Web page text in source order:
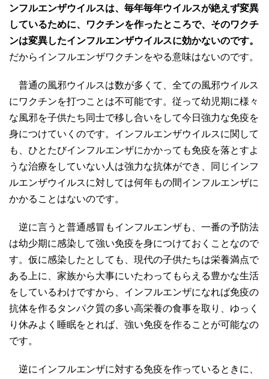
ンフルエンザウイルスは、毎年毎年ウイルスが絶えず変異
しているために、ワクチンを作ったところで、そのワクチ
ンは変異したインフルエンザウイルスに効かないのです。
だからインフルエンザワクチンをやる意味はないのです。
普通の風邪ウイルスは数が多くて、全ての風邪ウイルス
にワクチンを打つことは不可能です。従って幼児期に様々
な風邪を子供たち同士で移し合いをして今日強力な免疫を
身につけていくのです。インフルエンザウイルスに関して
も、ひとたびインフルエンザにかかっても免疫を落とすよ
うな治療をしていない人は強力な抗体ができ、同じインフ
ルエンザウイルスに対しては何年もの間インフルエンザに
かかることはないのです。
逆に言うと普通感冒もインフルエンザも、一番の予防法
は幼少期に感染して強い免疫を身につけておくことなので
す。仮に感染したとしても、現代の子供たちは栄養満点で
ある上に、家族から大事にいたわってもらえる豊かな生活
をしているわけですから、インフルエンザになれば免疫の
抗体を作るタンパク質の多い高栄養の食事を取り、ゆっく
り休みよく睡眠をとれば、強い免疫を作ることが可能なの
です。
逆にインフルエンザに対する免疫を作っているときに、